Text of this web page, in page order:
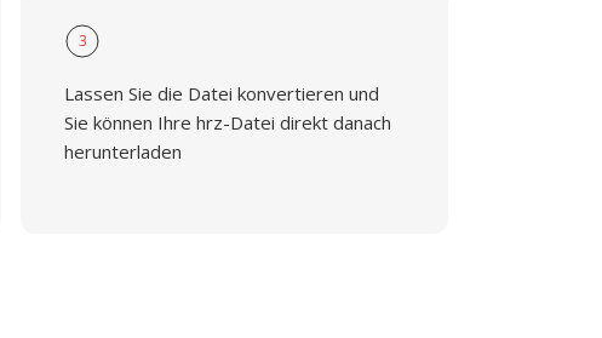
3
Lassen Sie die Datei konvertieren und
Sie können Ihre hrz-Datei direkt danach
herunterladen